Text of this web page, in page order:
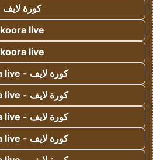
كورة لايف
koora live
koora live
كورة لايف - koora live
كورة لايف - koora live
كورة لايف - koora live
كورة لايف - koora live